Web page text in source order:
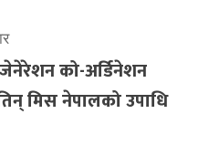
को-अर्डिनेशन
मिस नेपालको उपाधि